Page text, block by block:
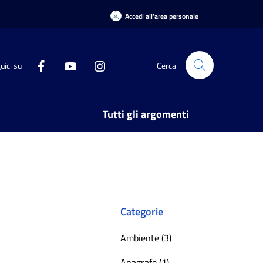
Accedi all'area personale
su Cerca
Tutti gli argomenti
Categorie
Ambiente (3)